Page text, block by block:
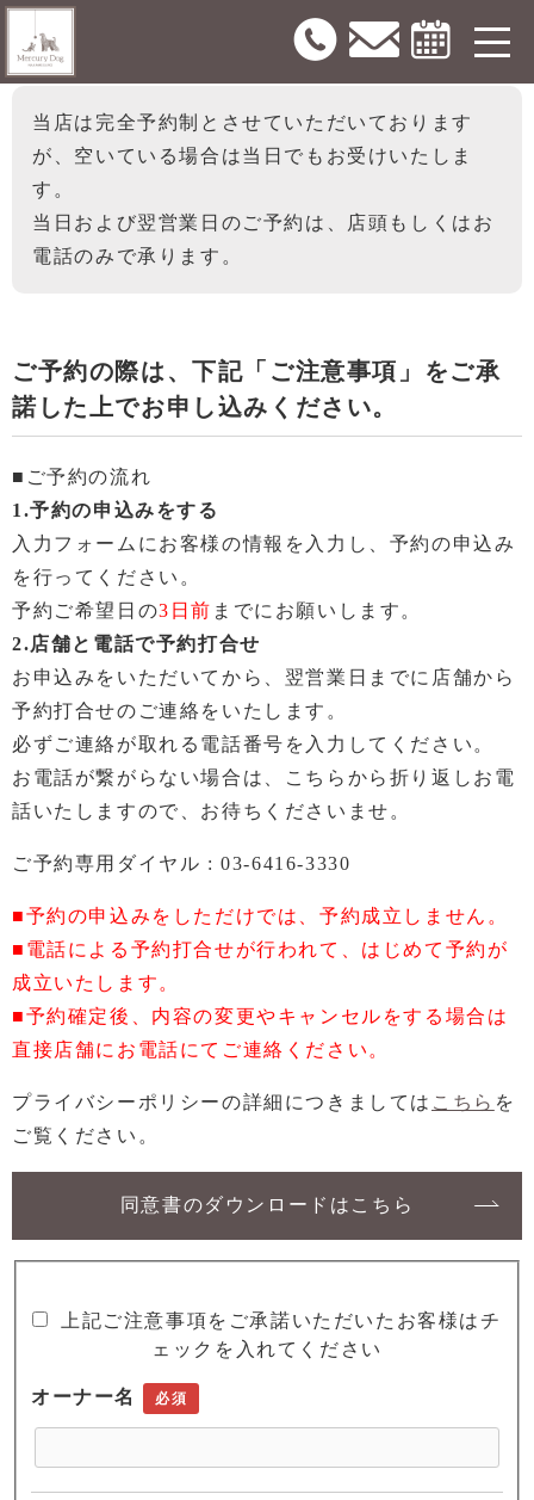
予約について
当店は完全予約制とさせていただいております
が、空いている場合は当日でもお受けいたしま
す。
当日および翌営業日のご予約は、店頭もしくはお
電話のみで承ります。
ご予約の際は、下記「ご注意事項」をご承
諾した上でお申し込みください。
■ご予約の流れ
1.予約の申込みをする
入力フォームにお客様の情報を入力し、予約の申込み
を行ってください。
予約ご希望日の3日前 までにお願いします。
2.店舗と電話で予約打合せ
お申込みをいただいてから、翌営業日までに店舗から
予約打合せのご連絡をいたします。
必ずご連絡が取れる電話番号を入力してください。
お電話が繋がらない場合は、こちらから折り返しお電
話いたしますので、お待ちくださいませ。
ご予約専用ダイヤル :03-6416-3330
■予約の申込みをしただけでは、予約成立しません。
■電話による予約打合せが行われて、はじめて予約が
成立いたします。
■予約確定後、内容の変更やキャンセルをする場合は
直接店舗にお電話にてご連絡ください。
プライバシーポリシーの詳細につきましては こちら を
ご覧ください。
同意書のダウンロードはこちら
上記ご注意事項をご承諾いただいたお客様はチ
ェックを入れてください
オーナー名 必須